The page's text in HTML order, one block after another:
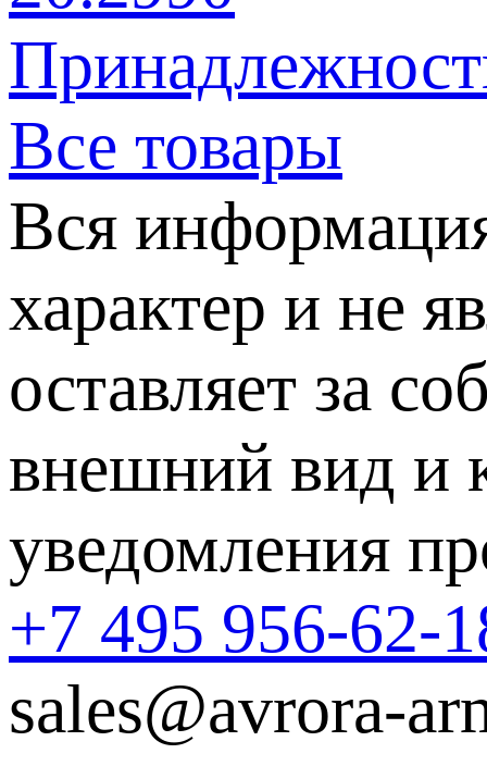
Все товары
Вся
характер и не
оставляет за
внешний вид и
уведомления
+7 495 956-62-
sales@avrora-